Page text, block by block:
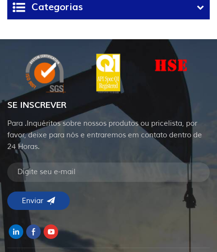
Categorias
SE INSCREVER
Para .Inquéritos sobre nossos produtos ou pricelista, por
favor, deixe para nós e entraremos em contato dentro de
24 Horas.